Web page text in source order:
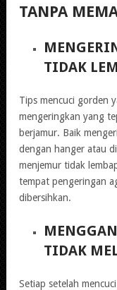
TANPA
TIDAK
Tips mencuci gorden
mengeringkan yang
berjamur. Baik
dengan hanger atau
menjemur tidak
tempat pengeringan
dibersihkan.
TIDAK
Setiap setelah